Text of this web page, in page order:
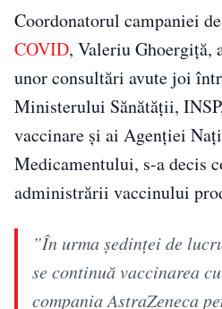
Coordonatorul campaniei
COVID, Valeriu Ghoergiță,
unor consultări avute joi
Ministerului Sănătății,
vaccinare și ai Agenției
Medicamentului, s-a decis
administrării vaccinului
”În urma ședinței de
se continuă vaccinarea
compania AstraZeneca